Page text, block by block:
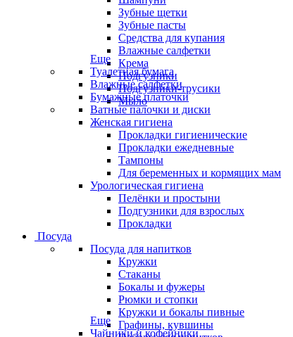
Зубные щетки
Зубные пасты
Средства для купания
Влажные салфетки
Крема
Подгузники
Подгузники-трусики
Мыло
Еще
Туалетная бумага
Влажные салфетки
Бумажные платочки
Ватные палочки и диски
Женская гигиена
Прокладки гигиенические
Прокладки ежедневные
Тампоны
Для беременных и кормящих мам
Урологическая гигиена
Пелёнки и простыни
Подгузники для взрослых
Прокладки
Посуда
Посуда для напитков
Кружки
Стаканы
Бокалы и фужеры
Рюмки и стопки
Кружки и бокалы пивные
Графины, кувшины
Еще
Чайники и кофейники